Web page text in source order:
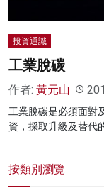
投資通識
工業脫碳
作者: 黃元山
工業脫碳是必須面對
資，採取升級及替代
按類別瀏覽